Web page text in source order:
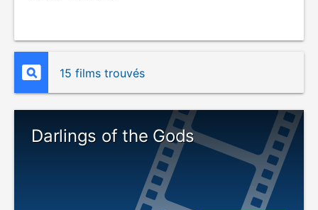
15 films trouvés
Darlings of the Gods